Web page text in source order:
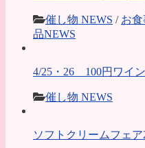
催し物 NEWS / お
品NEWS
4/25・26 100円ワイ
催し物 NEWS
ソフトクリームフェア